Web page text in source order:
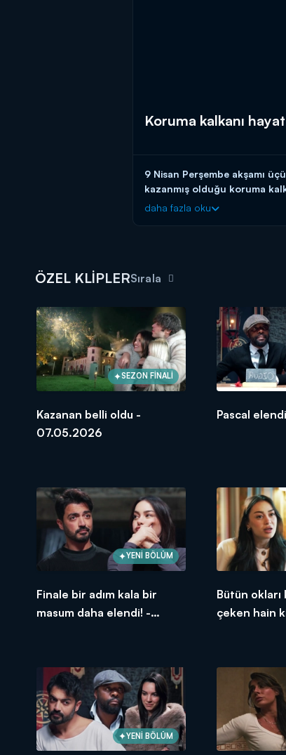
Koruma kalkanı
9 Nisan Perşembe akşamı
kazanmış olduğu koruma
Giray Altınok'un sunumuyla
daha fazla oku
ÖZEL KLİPLERSırala
SEZON FİNALİ
Kazanan belli oldu -
07.05.2026
Pascal
YENİ BÖLÜM
Finale bir adım kala bir
masum daha elendi! -
Bütün
çeken hain
YENİ BÖLÜM